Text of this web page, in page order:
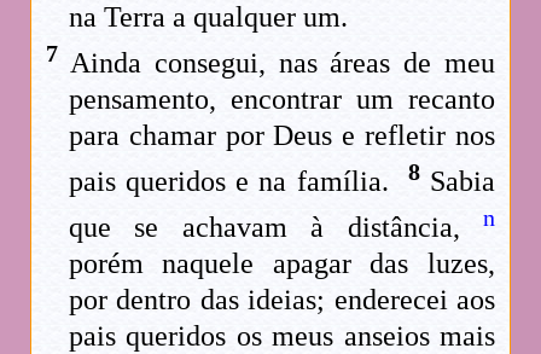
na Terra a qualquer um.
7 Ainda consegui, nas áreas de meu
pensamento, encontrar um recanto
para chamar por Deus e refletir nos
pais queridos e na família.
8Sabia
que se achavam à distância, n
porém naquele apagar das luzes,
por dentro das ideias; enderecei aos
pais queridos os meus anseios mais